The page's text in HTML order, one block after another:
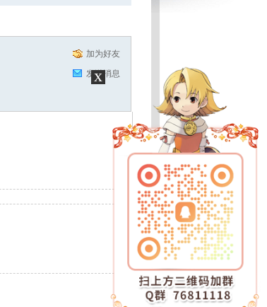
加为好友
发送消息
x